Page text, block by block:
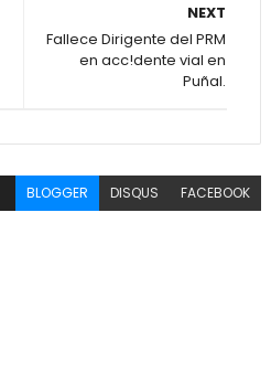
NEXT
Fallece Dirigente del PRM
en acc!dente vial en
Puñal.
BLOGGER DISQUS FACEBOOK